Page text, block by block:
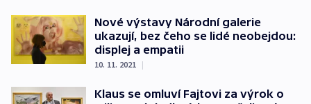
Nové výstavy Národní galerie
ukazují, bez čeho se lidé neobejdou:
displej a empatii
10. 11. 2021 |
Klaus se omluví Fajtovi za výrok o